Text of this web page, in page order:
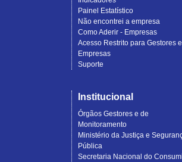
Painel Estatístico
Não encontrei a empresa
Como Aderir - Empresas
Acesso Restrito para Gestores e
Empresas
Suporte
Institucional
Órgãos Gestores e de
Monitoramento
Ministério da Justiça e
Pública
Secretaria Nacional do